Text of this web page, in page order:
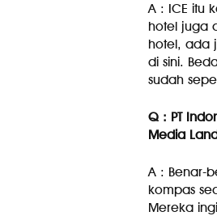
A : ICE itu
hotel juga
hotel, ada
di sini.
sudah
Q : PT
Media
A : Benar-
kompas
Mereka